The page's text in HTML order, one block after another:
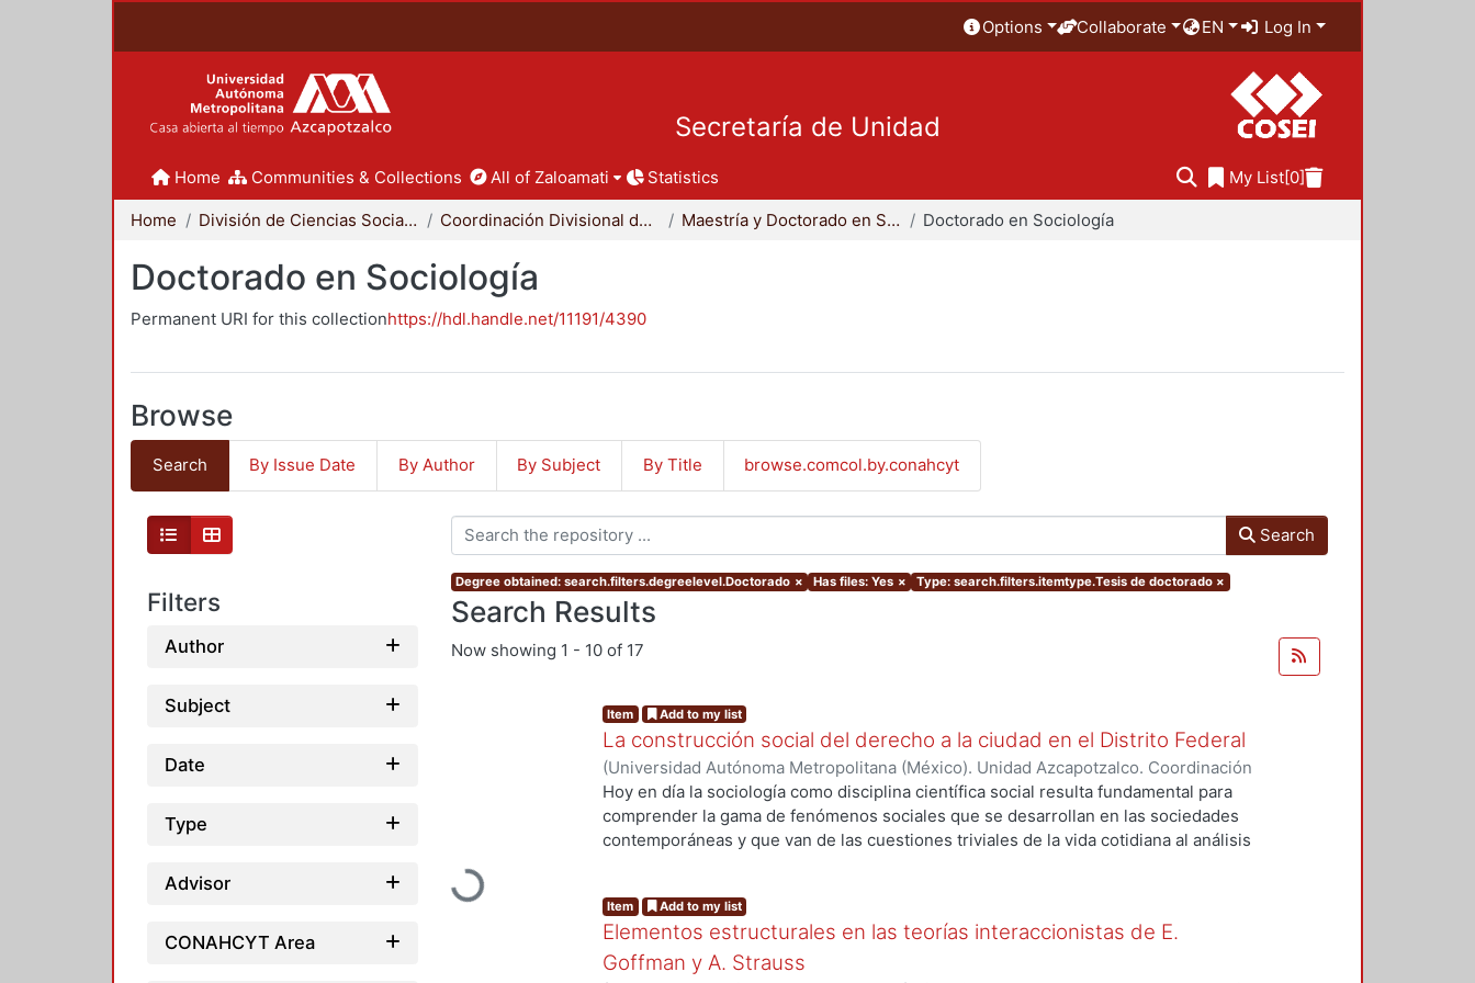
Options Collaborate EN Log In
Secretaría de Unidad
Home Communities & Collections All of Zaloamati Statistics My List[0]
Home División de Ciencias Sociales y Humanidades Coordinación Divisional de Posgrado Maestría y Doctorado en Sociología Doctorado en Sociología
Doctorado en Sociología
Permanent URI for this collectionhttps://hdl.handle.net/11191/4390
Browse
Search By Issue Date By Author By Subject By Title browse.comcol.by.conahcyt
Filters
Author
Subject
Date
Type
Advisor
CONAHCYT Area
Search
Degree obtained: search.filters.degreelevel.Doctorado × Has files: Yes × Type: search.filters.itemtype.Tesis de doctorado ×
Search Results
Now showing 1 - 10 of 17
Loading...
Item Add to my list
La construcción social del derecho a la ciudad en el Distrito Federal
(Universidad Autónoma Metropolitana (México). Unidad Azcapotzalco. Coordinación
de Servicios de Información., 2013-12)RAMIREZ ZARAGOZA, MIGUEL ANGEL
Hoy en día la sociología como disciplina científica social resulta fundamental para
comprender la gama de fenómenos sociales que se desarrollan en las sociedades
contemporáneas y que van de las cuestiones triviales de la vida cotidiana al análisis
herramientas teórico-metodológicas de la sociología para hacer acercamientos
más profundos y objetivos a las causas desarrollo e implicaciones de las acciones
de los diversos grupos que componen el entramado social. Describir, interpretar y
Item Add to my list
Elementos estructurales en las teorías interaccionistas de E.
Goffman y A. Strauss